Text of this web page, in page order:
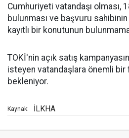
Cumhuriyeti vatandaşı olması,
bulunması ve başvuru
kayıtlı bir konutunun
TOKİ'nin açık satış
isteyen vatandaşlara önemli bir
bekleniyor.
Kaynak: İLKHA